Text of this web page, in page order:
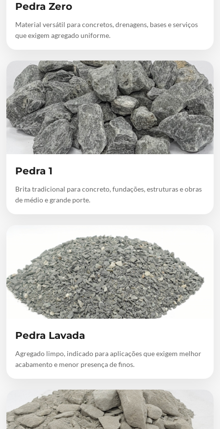
Pedra Zero
Material versátil para concretos, drenagens, bases e serviços
que exigem agregado uniforme.
Pedra 1
Brita tradicional para concreto, fundações, estruturas e obras
de médio e grande porte.
Pedra Lavada
Agregado limpo, indicado para aplicações que exigem melhor
acabamento e menor presença de finos.